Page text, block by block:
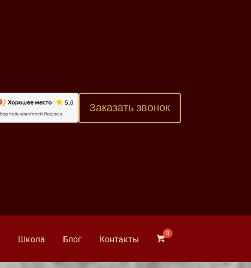
Заказать звонок
Школа Блог Контакты